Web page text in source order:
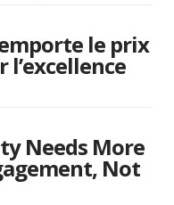
le prix
Needs More
Not